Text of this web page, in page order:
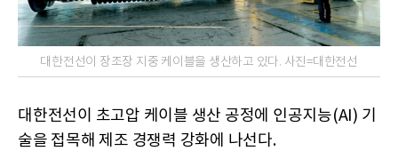
대한전선이 장조장 지중 케이블을 생산하고 있다. 사진=대한전선
대한전선이 초고압 케이블 생산 공정에 인공지능(AI) 기
술을 접목해 제조 경쟁력 강화에 나선다.